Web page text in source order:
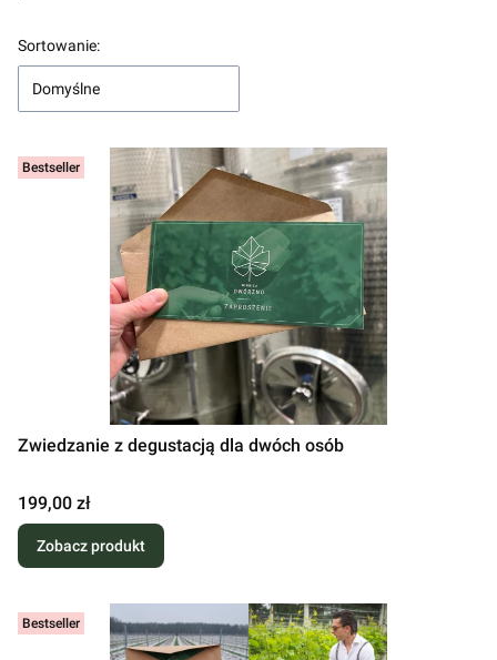
Lista produktów
Sortowanie:
Domyślne
Bestseller
Zwiedzanie z degustacją dla dwóch osób
Cena
199,00 zł
Zobacz produkt
Bestseller